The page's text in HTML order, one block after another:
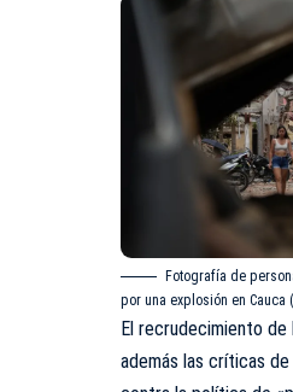
Fotografía de
por una explosión en Cauca
El recrudecimiento de
además las críticas